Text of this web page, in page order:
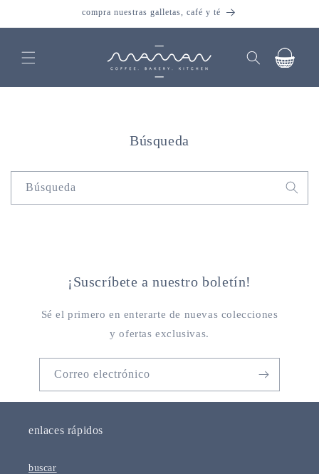
al contenido
compra nuestras galletas, café y té
Carrito
Búsqueda
Búsqueda
¡Suscríbete a nuestro boletín!
Sé el primero en enterarte de nuevas colecciones
y ofertas exclusivas.
Correo electrónico
enlaces rápidos
buscar